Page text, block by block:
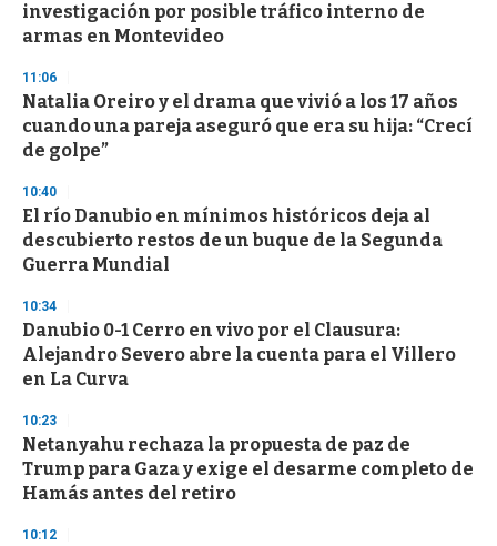
investigación por posible tráfico interno de
armas en Montevideo
11:06
Natalia Oreiro y el drama que vivió a los 17 años
cuando una pareja aseguró que era su hija: “Crecí
de golpe”
10:40
El río Danubio en mínimos históricos deja al
descubierto restos de un buque de la Segunda
Guerra Mundial
10:34
Danubio 0-1 Cerro en vivo por el Clausura:
Alejandro Severo abre la cuenta para el Villero
en La Curva
10:23
Netanyahu rechaza la propuesta de paz de
Trump para Gaza y exige el desarme completo de
Hamás antes del retiro
10:12